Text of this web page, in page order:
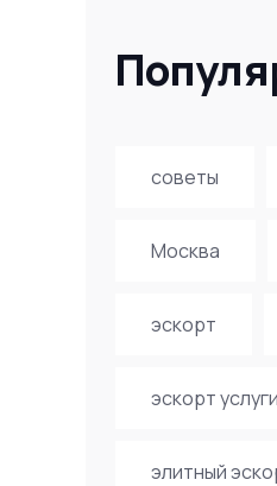
советы
Москва
эскорт
эскорт услуги
элитный